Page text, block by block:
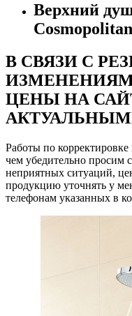
Верхний
В СВЯЗИ С
ЦЕНЫ НА
Работы по
чем убедительно просим
неприятных ситуаций,
продукцию уточнять у
телефонам указанных в